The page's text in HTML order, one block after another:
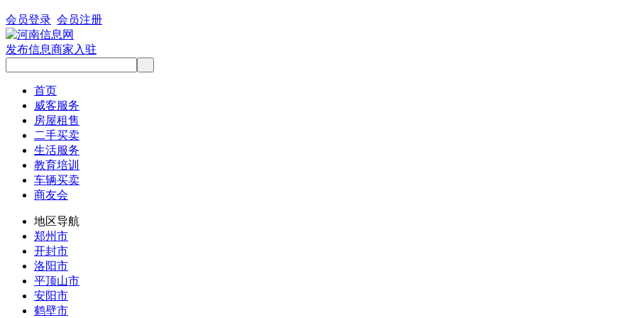
会员登录 会员注册
发布信息商家入驻
首页
威客服务
房屋租售
二手买卖
生活服务
教育培训
车辆买卖
商友会
地区导航
郑州市
开封市
洛阳市
平顶山市
安阳市
鹤壁市